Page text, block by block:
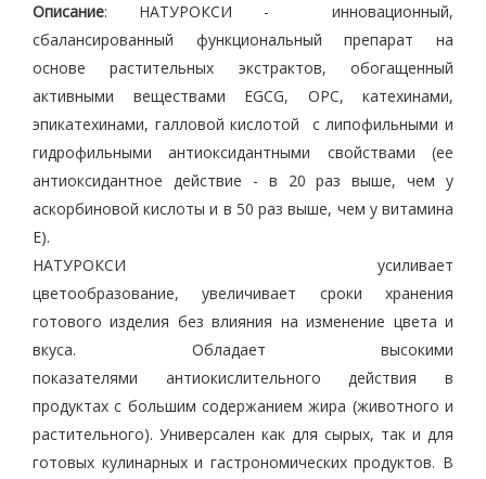
Описание: НАТУРОКСИ - инновационный,
сбалансированный функциональный препарат на
основе растительных экстрактов, обогащенный
активными веществами EGCG, OPC, катехинами,
эпикатехинами, галловой кислотой с липофильными и
гидрофильными антиоксидантными свойствами (ее
антиоксидантное действие - в 20 раз выше, чем у
аскорбиновой кислоты и в 50 раз выше, чем у витамина
Е).
НАТУРОКСИ усиливает
цветообразование, увеличивает сроки хранения
готового изделия без влияния на изменение цвета и
вкуса. Обладает высокими
показателями антиокислительного действия в
продуктах с большим содержанием жира (животного и
растительного). Универсален как для сырых, так и для
готовых кулинарных и гастрономических продуктов. В